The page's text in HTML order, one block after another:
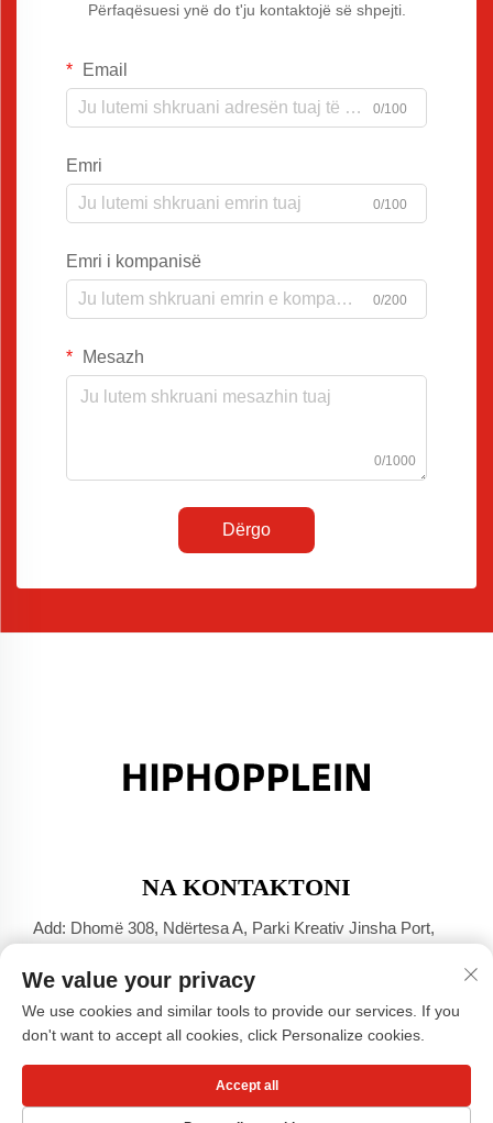
Përfaqësuesi ynë do t'ju kontaktojë së shpejti.
Email
0/100
Emri
0/100
Emri i kompanisë
0/200
Mesazh
0/1000
Dërgo
NA KONTAKTONI
Add: Dhomë 308, Ndërtesa A, Parki Kreativ Jinsha Port,
Tel: +86-17304049586
E-mail:[email protected]
Të drejtat e rezervuara © Guangzhou Xiaohongshu Clothing
We value your privacy
We use cookies and similar tools to provide our services. If you
don't want to accept all cookies, click Personalize cookies.
Accept all